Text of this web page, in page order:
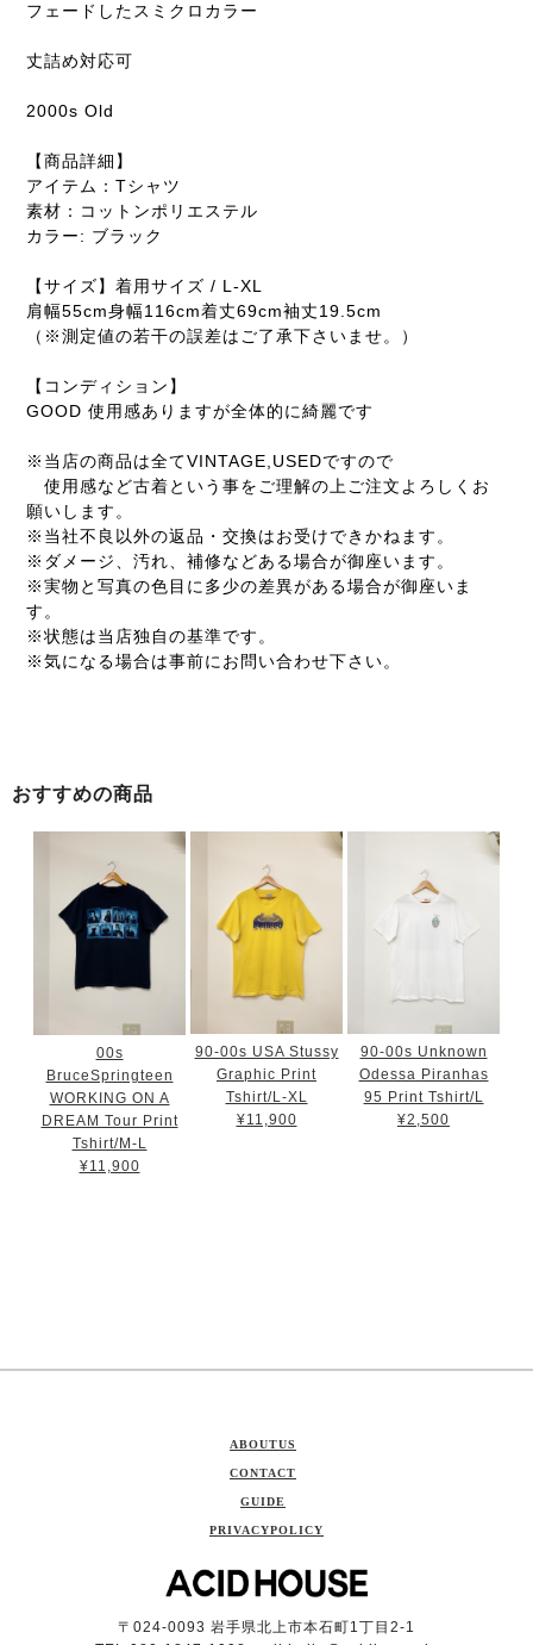
フェードしたスミクロカラー
丈詰め対応可
2000s Old
【商品詳細】
アイテム：Tシャツ
素材：コットンポリエステル
カラー: ブラック
【サイズ】着用サイズ / L-XL
肩幅55cm身幅116cm着丈69cm袖丈19.5cm
（※測定値の若干の誤差はご了承下さいませ。）
【コンディション】
GOOD 使用感ありますが全体的に綺麗です
※当店の商品は全てVINTAGE,USEDですので
使用感など古着という事をご理解の上ご注文よろしくお
願いします。
※当社不良以外の返品・交換はお受けできかねます。
※ダメージ、汚れ、補修などある場合が御座います。
※実物と写真の色目に多少の差異がある場合が御座いま
す。
※状態は当店独自の基準です。
※気になる場合は事前にお問い合わせ下さい。
おすすめの商品
00s
BruceSpringteen
WORKING ON A
DREAM Tour Print
Tshirt/M-L
¥11,900
90-00s USA Stussy
Graphic Print
Tshirt/L-XL
¥11,900
90-00s Unknown
Odessa Piranhas
95 Print Tshirt/L
¥2,500
ABOUTUS
CONTACT
GUIDE
PRIVACYPOLICY
〒024-0093 岩手県北上市本石町1丁目2-1